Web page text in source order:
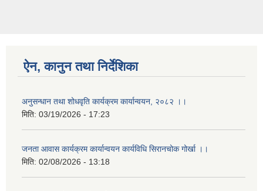
ऐन, कानुन तथा निर्देशिका
अनुसन्धान तथा शोधवृति कार्यक्रम कार्यान्वयन, २०८२ ।।
मिति: 03/19/2026 - 17:23
जनता आवास कार्यक्रम कार्यान्वयन कार्यविधि सिरानचोक गोर्खा ।।
मिति: 02/08/2026 - 13:18